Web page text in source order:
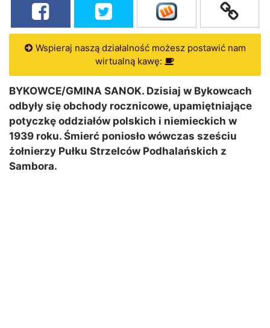
Wspieraj naszą działalność możesz postawić nam
wirtualną kawę:
BYKOWCE/GMINA SANOK. Dzisiaj w Bykowcach
odbyły się obchody rocznicowe, upamiętniające
potyczkę oddziałów polskich i niemieckich w
1939 roku. Śmierć poniosło wówczas sześciu
żołnierzy Pułku Strzelców Podhalańskich z
Sambora.